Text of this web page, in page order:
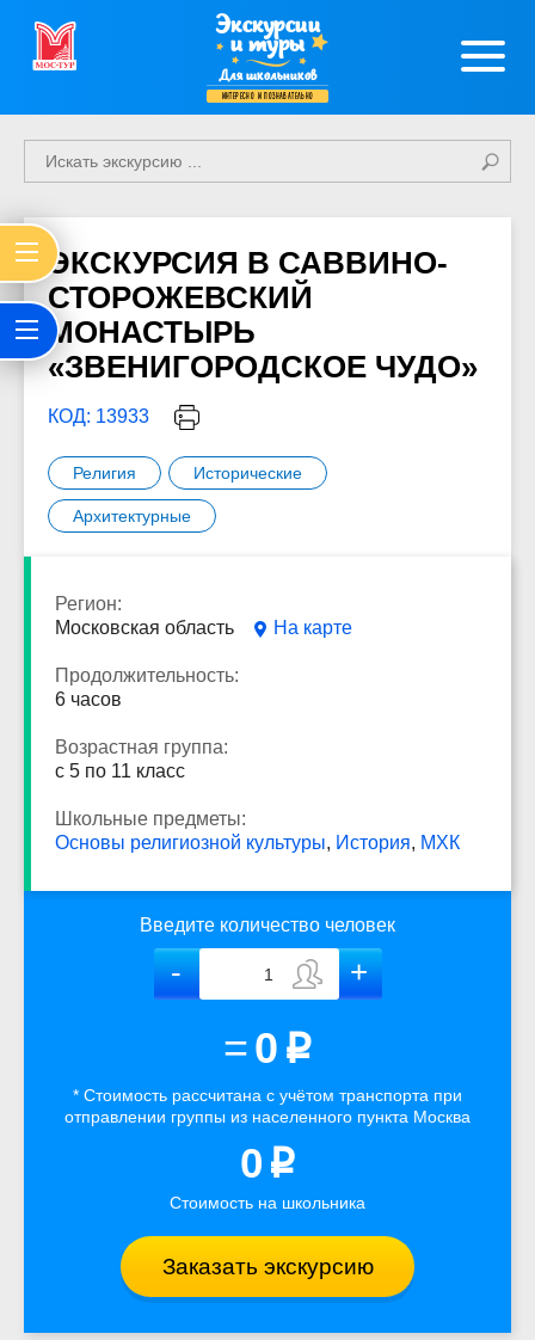
Экскурсии
и туры
Для школьников
интересно и познавательно
ЭКСКУРСИЯ В САВВИНО-
СТОРОЖЕВСКИЙ
МОНАСТЫРЬ
«ЗВЕНИГОРОДСКОЕ ЧУДО»
КОД: 13933
Религия Исторические
Архитектурные
Регион:
Московская область
На карте
Продолжительность:
6 часов
Возрастная группа:
с 5 по 11 класс
Школьные предметы:
Основы религиозной культуры, История, МХК
Введите количество человек
=0 p
* Стоимость рассчитана с учётом транспорта при
отправлении группы из населенного пункта Москва
0 p
Стоимость на школьника
Заказать экскурсию